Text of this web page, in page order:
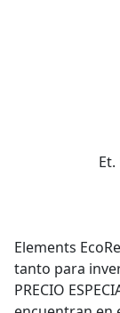
Elements
tanto para
PRECIO